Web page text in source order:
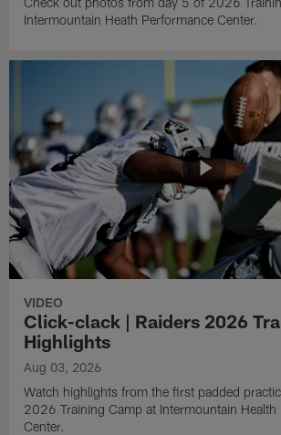
Intermountain Heath Performance Center.
VIDEO
Click-clack | Raiders 2026
Highlights
Aug 03, 2026
Watch highlights from the first padded
2026 Training Camp at Intermountain Health
Center.